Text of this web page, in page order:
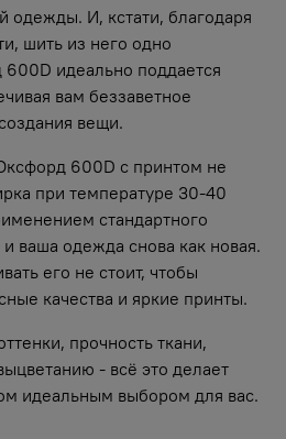
одежды. И, кстати, благодаря
шить из него одно
идеально поддается
вам беззаветное
вещи.
600D с принтом не
при температуре 30-40
стандартного
ваша одежда снова как новая.
его не стоит, чтобы
качества и яркие принты.
прочность ткани,
- всё это делает
идеальным выбором для вас.